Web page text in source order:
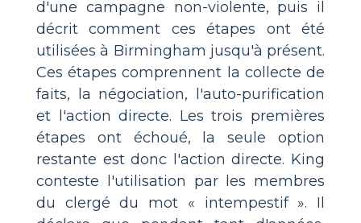
d'une campagne non-violente, puis il
décrit comment ces étapes ont été
utilisées à Birmingham jusqu'à présent.
Ces étapes comprennent la collecte de
faits, la négociation, l'auto-purification
et l'action directe. Les trois premières
étapes ont échoué, la seule option
restante est donc l'action directe. King
conteste l'utilisation par les membres
du clergé du mot « intempestif ». Il